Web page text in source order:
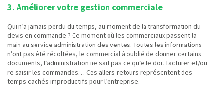
3. Améliorer votre gestion commerciale
Qui n’a jamais perdu du temps, au moment de la transformation du
devis en commande ? Ce moment où les commerciaux passent la
main au service administration des ventes. Toutes les informations
n’ont pas été récoltées, le commercial à oublié de donner certains
documents, l’administration ne sait pas ce qu’elle doit facturer et/ou
re saisir les commandes… Ces allers-retours représentent des
temps cachés improductifs pour l’entreprise.